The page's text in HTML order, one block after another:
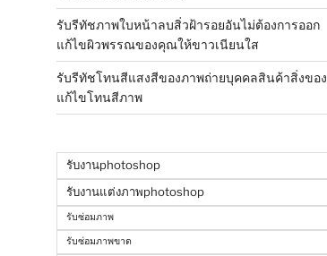
รับรีทัชภาพใบหน้าลบสิ่วฝ้ารอยอันไม่ต้องการออก
แก้ไขผิวพรรณของคุณให้ขาวเนียนใส
รับรีทัชโทนสีแสงสีของภาพถ่ายบุคคลสินค้าสิ่งของ
แก้ไขโทนสีภาพ
รับงานphotoshop
รับงานแต่งภาพphotoshop
รับซ่อมภาพ
รับซ่อมภาพขาด